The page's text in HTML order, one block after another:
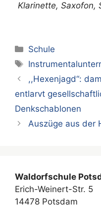
Klarinette, Saxofon,
Kategorien
Schule
Schlagwörter
,,Hexenjagd“:
entlarvt
Denkschablonen
Auszüge aus der
Waldorfschule
Erich-Weinert-Str. 5
14478 Potsdam